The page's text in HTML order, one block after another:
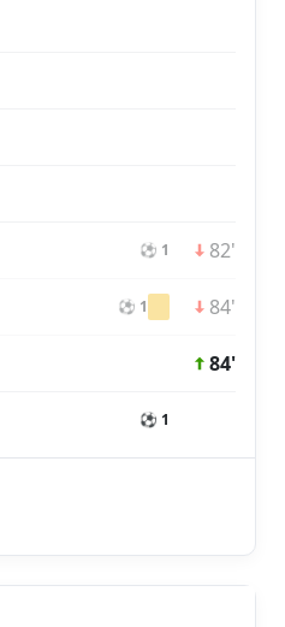
⚽ 1 82'
⚽ 1 84'
84'
⚽ 1